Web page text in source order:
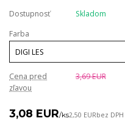
Dostupnosť
Skladom
Farba
Cena pred
zľavou
3,69 EUR
3,08 EUR/ks2,50 EURbez DPH